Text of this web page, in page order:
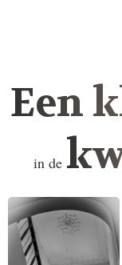
Een
in de